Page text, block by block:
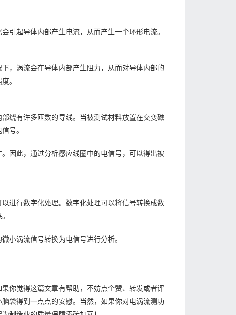
引起导体内部产生电流，从而产生一个环形电流。
，涡流会在导体内部产生阻力，从而对导体内部的
。
绕有许多匝数的导线。当被测试材料放置在交变磁
号。
因此，通过分析感应线圈中的电信号，可以得出被
进行数字化处理。数字化处理可以将信号转换成数
小涡流信号转换为电信号进行分析。
你觉得这篇文章有帮助，不妨点个赞、转发或者评
袋得到一点点的安慰。当然，如果你对电涡流测功